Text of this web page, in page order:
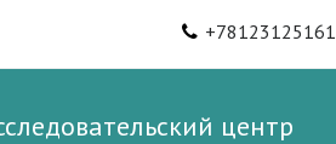
+78123125161
центр